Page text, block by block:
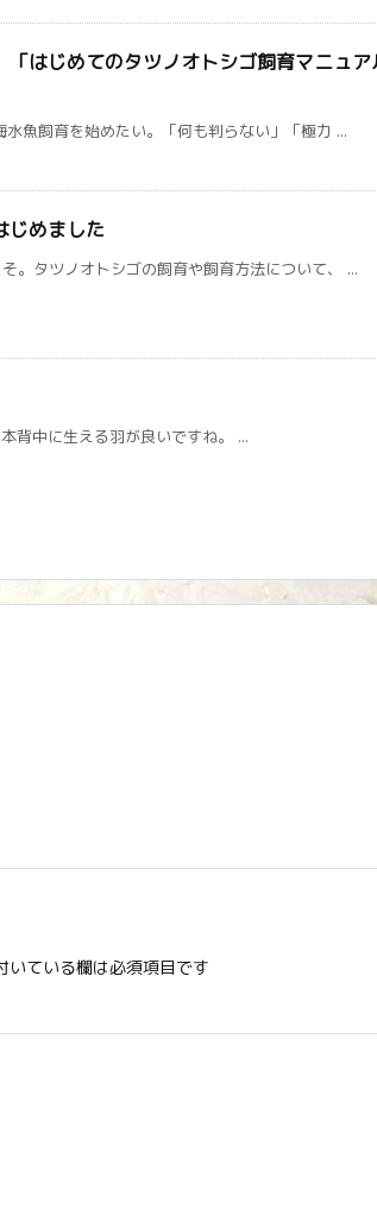
はじめてのタツノオトシゴ飼育マニュア
魚飼育を始めたい。「何も判らない」「極力 ...
じめました
。タツノオトシゴの飼育や飼育方法について、 ...
背中に生える羽が良いですね。 ...
いている欄は必須項目です